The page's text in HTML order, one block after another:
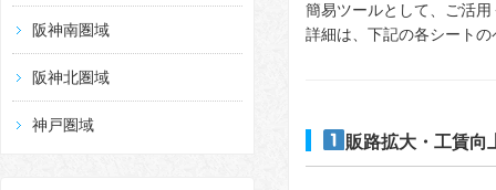
簡易ツールとして、ご活用
詳細は、下記の各シート
販路拡大・工賃向
阪神南圏域
阪神北圏域
神戸圏域